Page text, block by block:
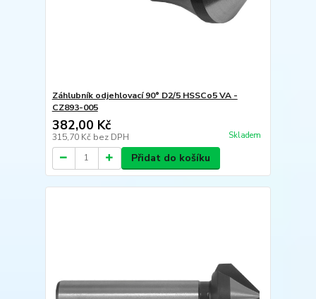
Záhlubník odjehlovací 90° D2/5 HSSCo5 VA -
CZ893-005
382,00 Kč
315,70 Kč bez DPH Skladem
Přidat do košíku